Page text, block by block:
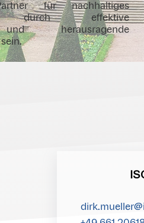
für nachhaltiges
durch effektive
herausragende